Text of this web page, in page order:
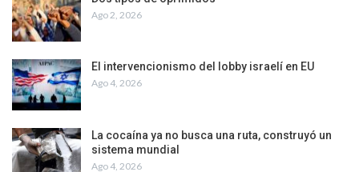
Ago 2, 2026
El intervencionismo del lobby israelí en EU
Ago 4, 2026
La cocaína ya no busca una ruta, construyó un
sistema mundial
Ago 4, 2026